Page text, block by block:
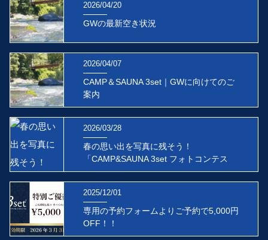
2026/04/20
GWの最新空き状況
2026/04/07
CAMP＆SAUNA 3set｜GWに向けてのご
案内
2026/03/28
春の思い出を写真に残そう！
「CAMP&SAUNA 3set フォトコンテス
ト」絶賛開催中！
2025/12/01
専用の予約フォームよりご予約で5,000円
OFF！！